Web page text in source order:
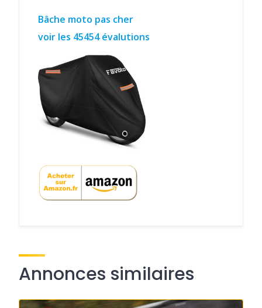
Bâche moto pas cher
voir les 45454 évalutions
Annonces similaires